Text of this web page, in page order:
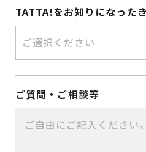
TATTA!をお知りになった
ご質問・ご相談等